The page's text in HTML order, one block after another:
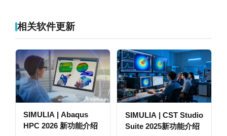
相关软件更新
SIMULIA | Abaqus
HPC 2026 新功能介绍
SIMULIA | CST Studio
Suite 2025新功能介绍